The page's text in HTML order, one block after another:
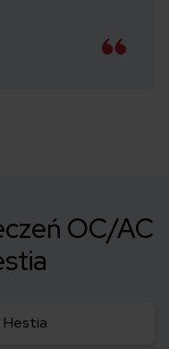
OC/AC
Hestia